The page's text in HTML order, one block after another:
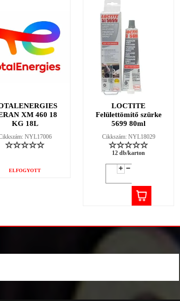
XM 460 18
KG 18L
NYL17006
ELFOGYOTT
LOCTITE
Felülettömítő szürke
5699 80ml
Cikkszám: NYL18029
12 db/karton